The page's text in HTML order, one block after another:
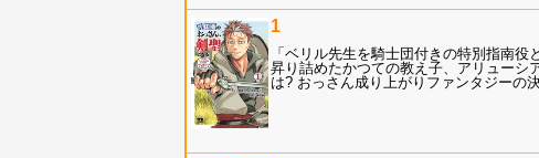
1
「ベリル先生を騎士団付きの特別指南
昇り詰めたかつての教え子、アリューシ
は? おっさん成り上がりファンタジー